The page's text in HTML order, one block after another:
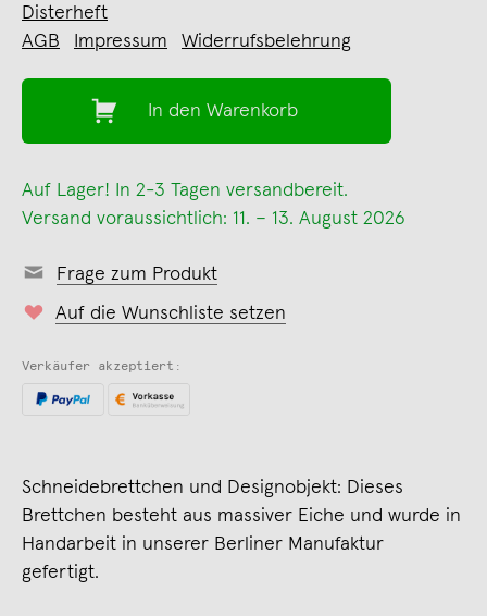
Disterheft
AGB
Impressum Widerrufsbelehrung
In den Warenkorb
Auf Lager! In 2-3 Tagen versandbereit.
Versand voraussichtlich: 11. – 13. August 2026
Frage zum Produkt
Auf die Wunschliste setzen
Verkäufer akzeptiert:
Schneidebrettchen und Designobjekt: Dieses
Brettchen besteht aus massiver Eiche und wurde in
Handarbeit in unserer Berliner Manufaktur
gefertigt.